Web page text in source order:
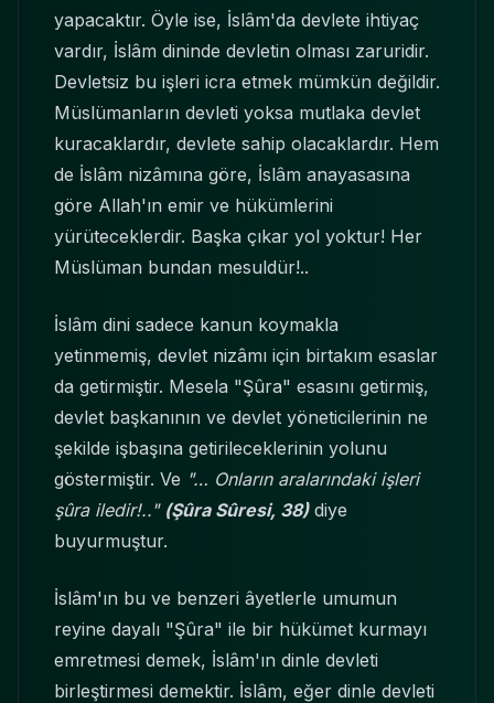
yapacaktır. Öyle ise, İslâm'da devlete ihtiyaç
vardır, İslâm dininde devletin olması zaruridir.
Devletsiz bu işleri icra etmek mümkün değildir.
Müslümanların devleti yoksa mutlaka devlet
kuracaklardır, devlete sahip olacaklardır. Hem
de İslâm nizâmına göre, İslâm anayasasına
göre Allah'ın emir ve hükümlerini
yürüteceklerdir. Başka çıkar yol yoktur! Her
Müslüman bundan mesuldür!..
İslâm dini sadece kanun koymakla
yetinmemiş, devlet nizâmı için birtakım esaslar
da getirmiştir. Mesela "Şûra" esasını getirmiş,
devlet başkanının ve devlet yöneticilerinin ne
şekilde işbaşına getirileceklerinin yolunu
göstermiştir. Ve "… Onların aralarındaki işleri
şûra iledir!.." (Şûra Sûresi, 38)diye
buyurmuştur.
İslâm'ın bu ve benzeri âyetlerle umumun
reyine dayalı "Şûra" ile bir hükümet kurmayı
emretmesi demek, İslâm'ın dinle devleti
birleştirmesi demektir. İslâm, eğer dinle devleti